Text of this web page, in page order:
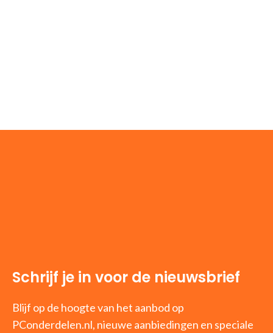
Schrijf je in voor de nieuwsbrief
Blijf op de hoogte van het aanbod op
PConderdelen.nl, nieuwe aanbiedingen en speciale